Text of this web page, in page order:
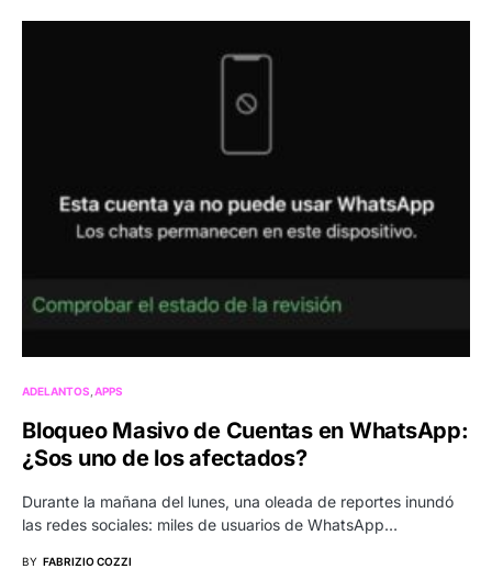
ADELANTOS APPS
Bloqueo Masivo de Cuentas en WhatsApp:
¿Sos uno de los afectados?
Durante la mañana del lunes, una oleada de reportes inundó
las redes sociales: miles de usuarios de WhatsApp…
BY FABRIZIO COZZI